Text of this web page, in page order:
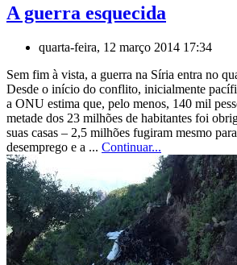
A guerra esquecida
quarta-feira, 12 março 2014 17:34
Sem fim à vista, a guerra na Síria entra no
Desde o início do conflito, inicialmente
a ONU estima que, pelo menos, 140 mil
metade dos 23 milhões de habitantes foi
suas casas – 2,5 milhões fugiram mesmo
desemprego e a ... Continuar...